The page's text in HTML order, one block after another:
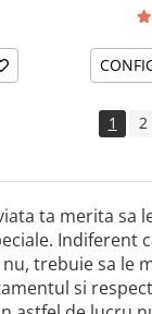
1 2
ta merita sa
Indiferent
trebuie sa le
si